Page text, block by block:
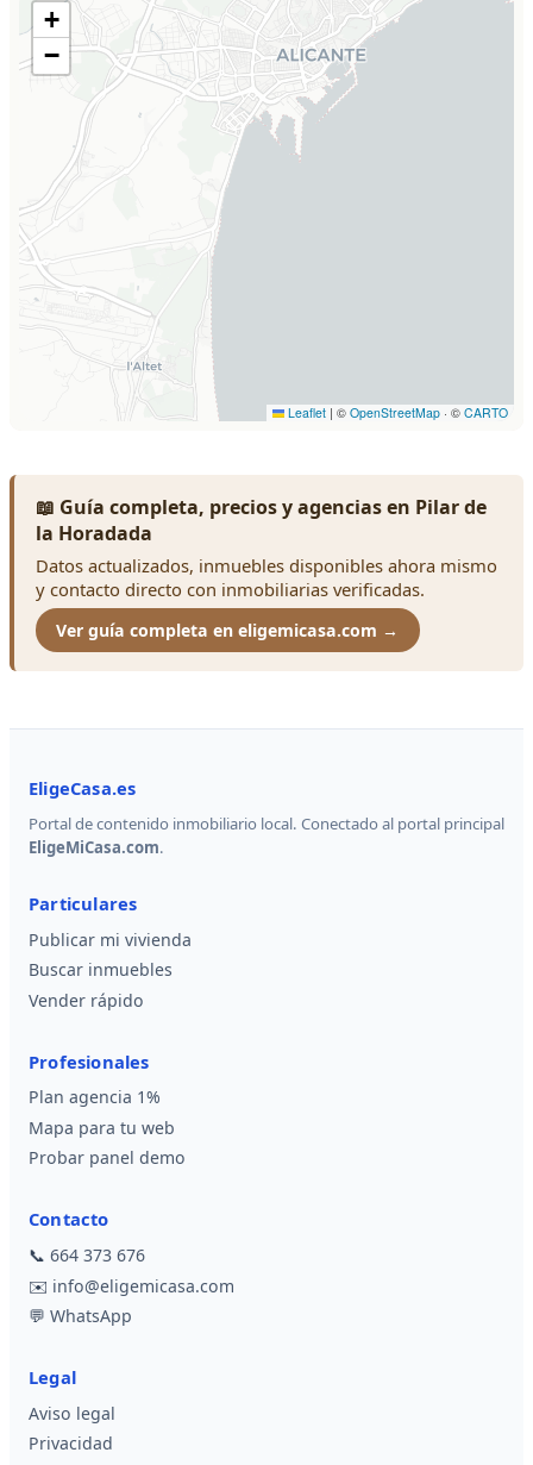
📖 Guía completa, precios y agencias en Pilar de
la Horadada
Datos actualizados, inmuebles disponibles ahora mismo
y contacto directo con inmobiliarias verificadas.
Ver guía completa en eligemicasa.com →
EligeCasa.es
Portal de contenido inmobiliario local. Conectado al portal principal
EligeMiCasa.com.
Particulares
Publicar mi vivienda
Buscar inmuebles
Vender rápido
Profesionales
Plan agencia 1%
Mapa para tu web
Probar panel demo
Contacto
📞 664 373 676
✉️ info@eligemicasa.com
💬 WhatsApp
Legal
Aviso legal
Privacidad